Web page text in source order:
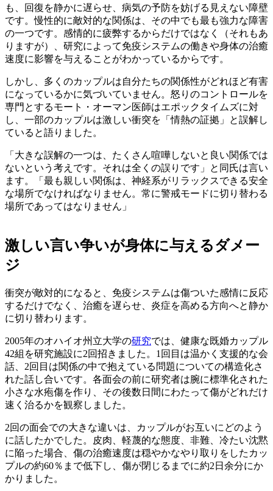
も、回復を静かに遅らせ、病気の予防を妨げる見えない障壁
です。慢性的に敵対的な関係は、その中でも最も強力な障害
の一つです。感情的に疲弊するからだけではなく（それもあ
りますが）、研究によって免疫システムの働きや身体の治癒
速度に影響を与えることがわかっているからです。
しかし、多くのカップルは自分たちの関係性がどれほど有害
になっているかに気づいていません。怒りのコントロールを
専門とするモート・オーマン医師はエポックタイムズに対
し、一部のカップルは激しい衝突を「情熱の証拠」と誤解し
ていると語りました。
「大きな誤解の一つは、たくさん喧嘩しないと良い関係では
ないという考えです。それは全くの誤りです」と同氏は言い
ます。「最も親しい関係は、神経系がリラックスできる安全
な場所でなければなりません。常に警戒モードに切り替わる
場所であってはなりません」
激しい言い争いが身体に与えるダメー
ジ
衝突が敵対的になると、免疫システムは傷ついた感情に反応
するだけでなく、治癒を遅らせ、炎症を高める方向へと静か
に切り替わります。
2005年のオハイオ州立大学の研究では、健康な既婚カップル
42組を研究施設に2回招きました。1回目は温かく支援的な会
話、2回目は関係の中で抱えている問題についての構造化さ
れた話し合いです。各面会の前に研究者は腕に標準化された
小さな水疱傷を作り、その後数日間にわたって傷がどれだけ
速く治るかを観察しました。
2回の面会での大きな違いは、カップルがお互いにどのよう
に話したかでした。皮肉、軽蔑的な態度、非難、冷たい沈黙
に陥った場合、傷の治癒速度は穏やかなやり取りをしたカッ
プルの約60％まで低下し、傷が閉じるまでに約2日余分にか
かりました。